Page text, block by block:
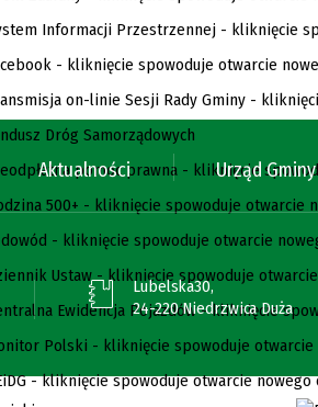
Aktualności Urząd Gminy
Lubelska30,
24-220 Niedrzwica Duża